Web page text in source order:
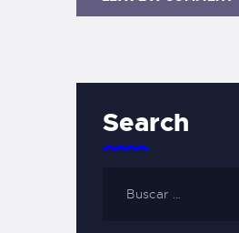
Search